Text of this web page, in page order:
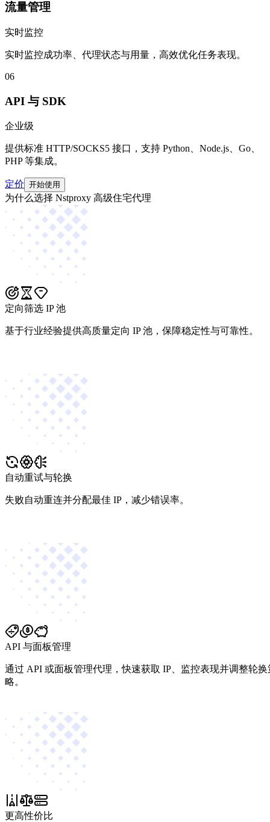
流量管理
实时监控
实时监控成功率、代理状态与用量，高效优化任务表现。
06
API 与 SDK
企业级
提供标准 HTTP/SOCKS5 接口，支持 Python、Node.js、Go、
PHP 等集成。
定价 开始使用
为什么选择 Nstproxy 高级住宅代理
定向筛选 IP 池
基于行业经验提供高质量定向 IP 池，保障稳定性与可靠性。
自动重试与轮换
失败自动重连并分配最佳 IP，减少错误率。
API 与面板管理
通过 API 或面板管理代理，快速获取 IP、监控表现并调整轮换
略。
更高性价比